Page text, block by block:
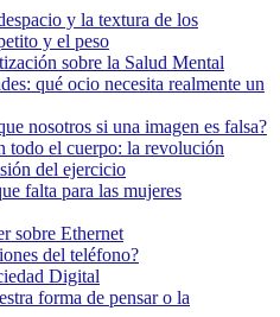
y la textura de los
y el peso
sobre la Salud Mental
qué ocio necesita realmente un
nosotros si una imagen es falsa?
todo el cuerpo: la revolución
del ejercicio
falta para las mujeres
sobre Ethernet
del teléfono?
Digital
forma de pensar o la